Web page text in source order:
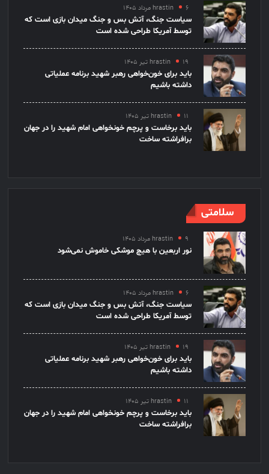
hrastin ۶ مرداد ۱۴۰۵
سیاست جنگ، آتش بس و جنگ میدان بازی است که
توسط آمریکا طراحی شده است
hrastin ۱۹ تیر ۱۴۰۵
باید برای خون‌خواهی رهبر شهید برنامه عملیاتی
داشته باشیم
hrastin ۱۱ تیر ۱۴۰۵
باید برخاست و پرچم خونخواهی امام شهید را در جهان
برافراشته ساخت
سلامتی
hrastin ۹ مرداد ۱۴۰۵
نور اربعین با هیچ موشکی خاموش نمی‌شود
hrastin ۶ مرداد ۱۴۰۵
سیاست جنگ، آتش بس و جنگ میدان بازی است که
توسط آمریکا طراحی شده است
hrastin ۱۹ تیر ۱۴۰۵
باید برای خون‌خواهی رهبر شهید برنامه عملیاتی
داشته باشیم
hrastin ۱۱ تیر ۱۴۰۵
باید برخاست و پرچم خونخواهی امام شهید را در جهان
برافراشته ساخت